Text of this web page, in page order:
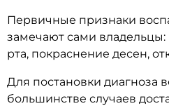
Первичные признаки
замечают сами
рта, покраснение десен,
Для постановки диагноза
большинстве случаев